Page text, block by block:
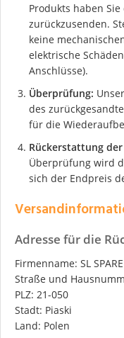
Produkts haben
zurückzusenden.
keine
elektrische
Anschlüsse).
Überprüfung:
des
für die
Rückerstattung
Überprüfung wird
sich der Endpreis
Adresse für die
Firmenname: SL
Straße und
PLZ: 21-050
Stadt: Piaski
Land: Polen